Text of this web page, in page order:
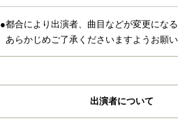
●都合により出演者、曲目などが変更にな
あらかじめご了承くださいますようお
出演者について